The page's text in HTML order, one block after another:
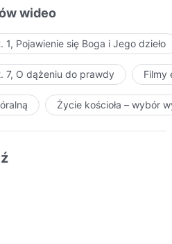
wideo
1, Pojawienie się Boga i Jego dzieło
7, O dążeniu do prawdy Filmy
Życie kościoła – wybór